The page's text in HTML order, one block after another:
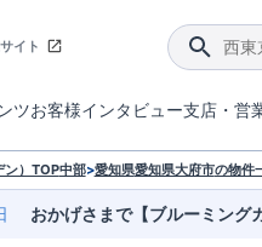
イト
ツお客様インタビュー支店・営
ン）TOP中部>愛知県愛知県大府市の物件
おかげさまで【ブルーミング